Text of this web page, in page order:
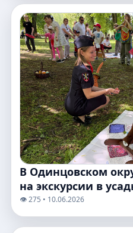
В Одинцовском
на экскурсии в
👁️ 275 • 10.06.2026